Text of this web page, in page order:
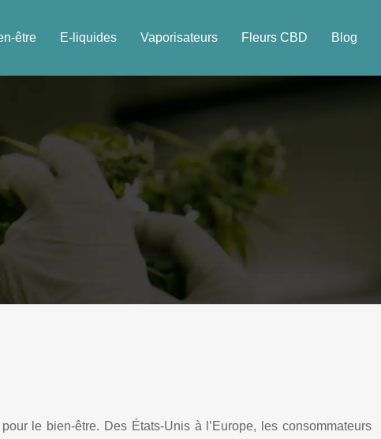
être E-liquides Vaporisateurs Fleurs CBD Blog
le bien-être. Des États-Unis à l’Europe, les consommateurs